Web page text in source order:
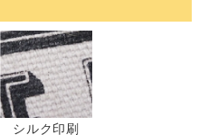
シルク印刷